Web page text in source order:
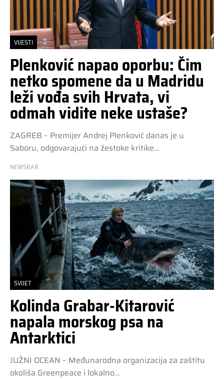
VIJESTI
Plenković napao oporbu: Čim
netko spomene da u Madridu
leži vođa svih Hrvata, vi
odmah vidite neke ustaše?
ZAGREB – Premijer Andrej Plenković danas je u
Saboru, odgovarajući na žestoke kritike…
NEWSBAR
SVIJET
Kolinda Grabar-Kitarović
napala morskog psa na
Antarktici
JUŽNI OCEAN – Međunarodna organizacija za zaštitu
okoliša Greenpeace i lokalno…